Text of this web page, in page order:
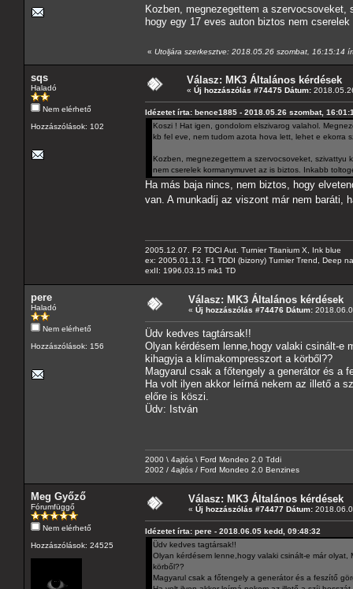
Kozben, megnezegettem a
hogy egy 17 eves auton biztos nem
« Utoljára szerkesztve: 2018.05.26 szombat, 16:15:14
sqs
Haladó
Nem elérhető
Hozzászólások: 102
Válasz: MK3 Általános kérdések
« Új hozzászólás #74475 Dátum:
Idézetet írta: bence1885 - 2018.05.26 szombat,
Koszi ! Hat igen, gondolom elszivarog valahol.
kb fel eve, nem tudom azota hova lett, lehet e ekorra
Kozben, megnezegettem a szervocsoveket,
nem cserelek kormanymuvet az is biztos. Inkabb
Ha más baja nincs, nem biztos, hogy
van. A munkadíj az viszont már nem baráti,
2005.12.07. F2 TDCI Aut. Turnier Titanium X, Ink blue
ex: 2005.01.13. F1 TDDI (bizony) Turnier Trend, Deep
exII: 1996.03.15 mk1 TD
pere
Haladó
Nem elérhető
Hozzászólások: 156
Válasz: MK3 Általános kérdések
« Új hozzászólás #74476 Dátum:
Üdv kedves tagtársak!!
Olyan kérdésem lenne,hogy valaki csinált-e
kihagyja a klímakompresszort a körből??
Magyarul csak a főtengely a generátor és a
Ha volt ilyen akkor leírná nekem az illető a
előre is köszi.
Üdv: István
2000 \ 4ajtós \ Ford Mondeo 2.0 Tddi
2002 / 4ajtós / Ford Mondeo 2.0 Benzines
Meg Győző
Fórumfüggő
Nem elérhető
Hozzászólások: 24525
Válasz: MK3 Általános kérdések
« Új hozzászólás #74477 Dátum:
Idézetet írta: pere - 2018.06.05 kedd, 09:48:32
Üdv kedves tagtársak!!
Olyan kérdésem lenne,hogy valaki csinált-e már
körből??
Magyarul csak a főtengely a generátor és a feszítő